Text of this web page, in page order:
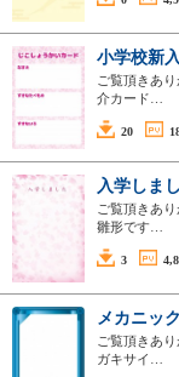
小学校新
ご覧頂きあ
介カード…
20
入学しま
ご覧頂きあ
雛形です…
3
メカニッ
ご覧頂きあ
ガキサイ…